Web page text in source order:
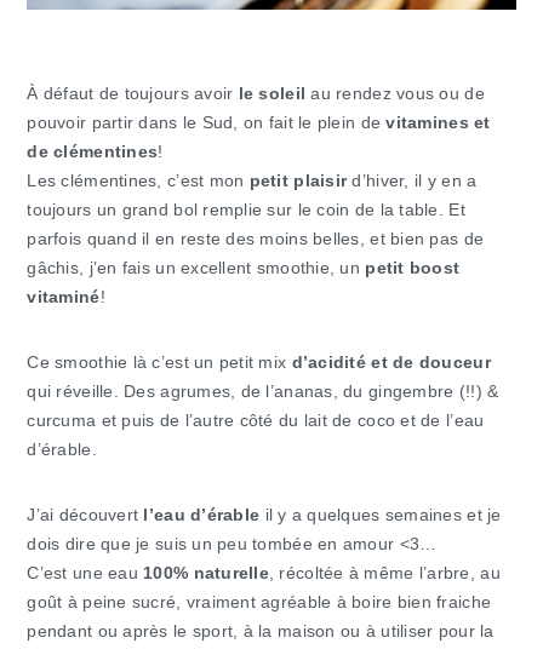
À défaut de toujours avoir le soleil au rendez vous ou de
pouvoir partir dans le Sud, on fait le plein devitamines et
de clémentines!
Les clémentines, c’est mon petit plaisird’hiver, il y en a
toujours un grand bol remplie sur le coin de la table. Et
parfois quand il en reste des moins belles, et bien pas de
gâchis, j’en fais un excellent smoothie, un petit boost
vitaminé!
Ce smoothie là c’est un petit mix d’acidité et de douceur
qui réveille. Des agrumes, de l’ananas, du gingembre (!!) &
curcuma et puis de l’autre côté du lait de coco et de l’eau
d’érable.
J’ai découvert l’eau d’érable il y a quelques semaines et je
dois dire que je suis un peu tombée en amour <3…
C’est une eau 100% naturelle, récoltée à même l’arbre, au
goût à peine sucré, vraiment agréable à boire bien fraiche
pendant ou après le sport, à la maison ou à utiliser pour la